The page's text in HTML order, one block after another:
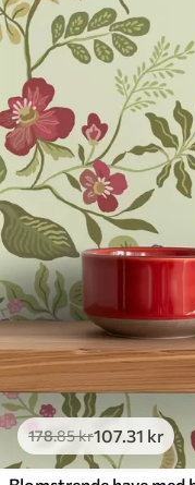
178.85kr107.31 kr